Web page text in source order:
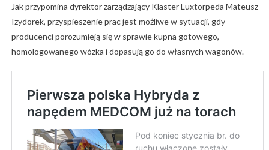
Jak przypomina dyrektor zarządzający Klaster Luxtorpeda Mateusz
Izydorek, przyspieszenie prac jest możliwe w sytuacji, gdy
producenci porozumieją się w sprawie kupna gotowego,
homologowanego wózka i dopasują go do własnych wagonów.